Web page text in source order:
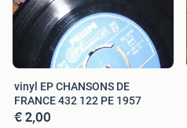
vinyl EP CHANSONS DE
FRANCE 432 122 PE 1957
€ 2,00